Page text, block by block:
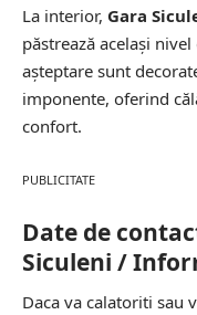
La interior, Gara
păstrează același
așteptare sunt
imponente, oferind
confort.
PUBLICITATE
Date de
Siculeni /
Daca va calatoriti sau